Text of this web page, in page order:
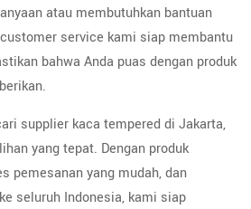
atau membutuhkan bantuan
service kami siap membantu
bahwa Anda puas dengan produk
supplier kaca tempered di Jakarta,
yang tepat. Dengan produk
pemesanan yang mudah, dan
seluruh Indonesia, kami siap